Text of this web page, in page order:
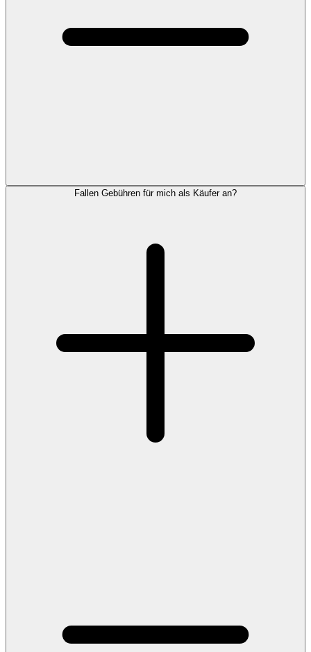
Fallen Gebühren für mich als Käufer an?